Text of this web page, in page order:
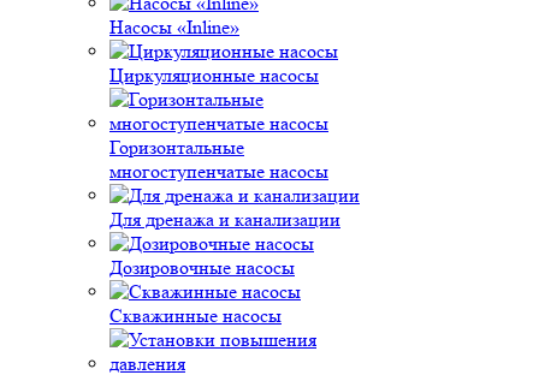
Насосы «Inline»
Циркуляционные насосы
Горизонтальные
многоступенчатые насосы
Для дренажа и канализации
Дозировочные насосы
Скважинные насосы